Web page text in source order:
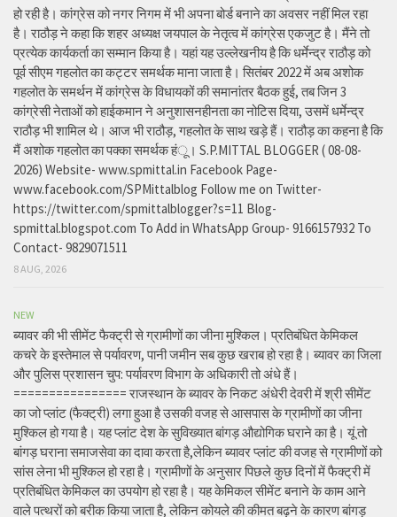
हो रही है। कांग्रेस को नगर निगम में भी अपना बोर्ड बनाने का अवसर नहीं मिल रहा
है। राठौड़ ने कहा कि शहर अध्यक्ष जयपाल के नेतृत्व में कांग्रेस एकजुट है। मैंने तो
प्रत्येक कार्यकर्ता का सम्मान किया है। यहां यह उल्लेखनीय है कि धर्मेन्द्र राठौड़ को
पूर्व सीएम गहलोत का कट्टर समर्थक माना जाता है। सितंबर 2022 में अब अशोक
गहलोत के समर्थन में कांग्रेस के विधायकों की समानांतर बैठक हुई, तब जिन 3
कांग्रेसी नेताओं को हाईकमान ने अनुशासनहीनता का नोटिस दिया, उसमें धर्मेन्द्र
राठौड़ भी शामिल थे। आज भी राठौड़, गहलोत के साथ खड़े हैं। राठौड़ का कहना है कि
मैं अशोक गहलोत का पक्का समर्थक हंू। S.P.MITTAL BLOGGER ( 08-08-
2026) Website- www.spmittal.in Facebook Page-
www.facebook.com/SPMittalblog Follow me on Twitter-
https://twitter.com/spmittalblogger?s=11 Blog-
spmittal.blogspot.com To Add in WhatsApp Group- 9166157932 To
Contact- 9829071511
8 AUG, 2026
NEW
ब्यावर की भी सीमेंट फैक्ट्री से ग्रामीणों का जीना मुश्किल। प्रतिबंधित केमिकल
कचरे के इस्तेमाल से पर्यावरण, पानी जमीन सब कुछ खराब हो रहा है। ब्यावर का जिला
और पुलिस प्रशासन चुप: पर्यावरण विभाग के अधिकारी तो अंधे हैं।
================ राजस्थान के ब्यावर के निकट अंधेरी देवरी में श्री सीमेंट
का जो प्लांट (फैक्ट्री) लगा हुआ है उसकी वजह से आसपास के ग्रामीणों का जीना
मुश्किल हो गया है। यह प्लांट देश के सुविख्यात बांगड़ औद्योगिक घराने का है। यूं तो
बांगड़ घराना समाजसेवा का दावा करता है,लेकिन ब्यावर प्लांट की वजह से ग्रामीणों को
सांस लेना भी मुश्किल हो रहा है। ग्रामीणों के अनुसार पिछले कुछ दिनों में फैक्ट्री में
प्रतिबंधित केमिकल का उपयोग हो रहा है। यह केमिकल सीमेंट बनाने के काम आने
वाले पत्थरों को बरीक किया जाता है, लेकिन कोयले की कीमत बढ़ने के कारण बांगड़